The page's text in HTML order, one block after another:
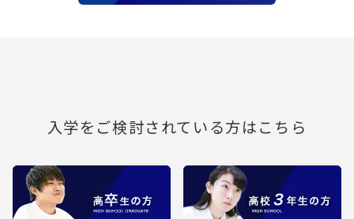
入学をご検討されている方はこちら